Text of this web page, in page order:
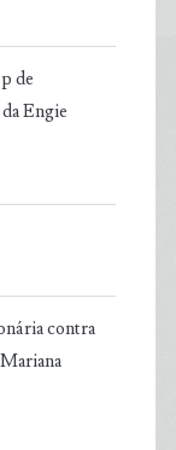
de
Engie
contra